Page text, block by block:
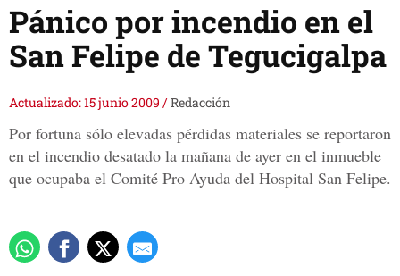
Pánico por incendio en el
San Felipe de Tegucigalpa
Actualizado: 15 junio 2009 /Redacción
Por fortuna sólo elevadas pérdidas materiales se reportaron
en el incendio desatado la mañana de ayer en el inmueble
que ocupaba el Comité Pro Ayuda del Hospital San Felipe.